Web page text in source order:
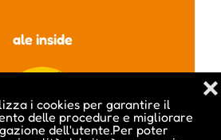
i cookies per garantire il
delle procedure e migliorare
dell'utente.Per poter
❌
ale inside